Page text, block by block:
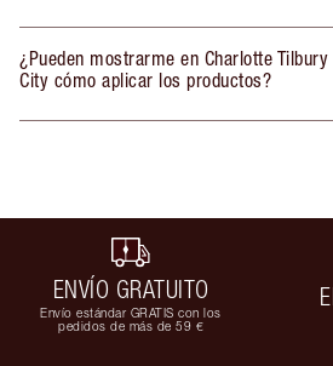
¿Pueden mostrarme en Charlotte Tilbury
City cómo aplicar los productos?
ENVÍO GRATUITO
Envío estándar GRATIS con los
pedidos de más de 59 €